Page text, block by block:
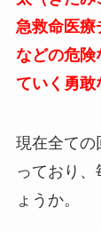
急救命医療
などの危険
ていく勇敢
現在全ての
っており
ょうか。